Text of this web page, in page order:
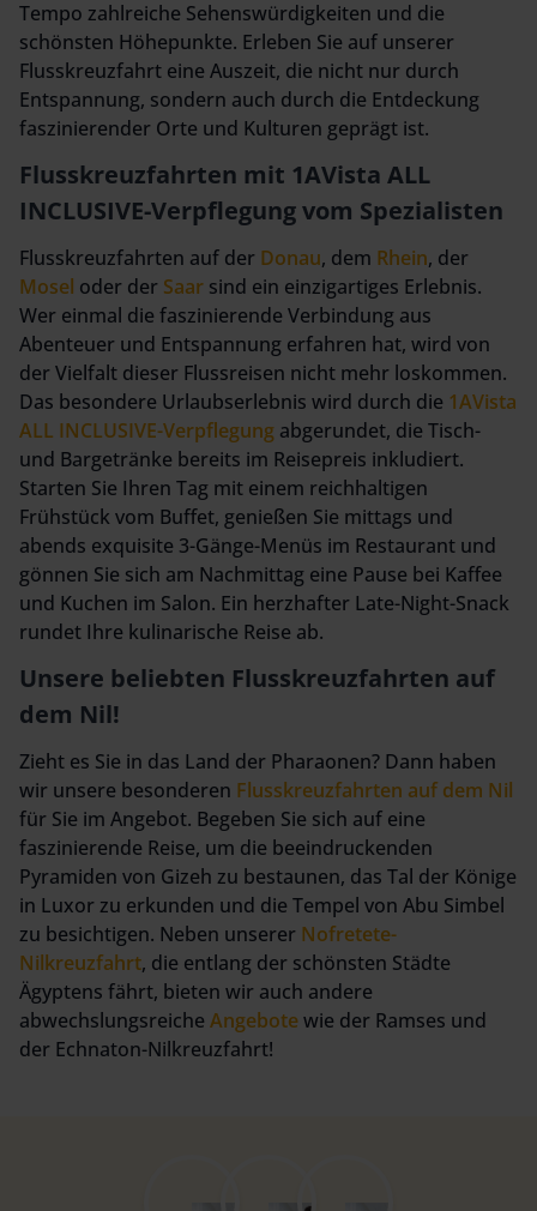
Tempo zahlreiche Sehenswürdigkeiten und die
schönsten Höhepunkte. Erleben Sie auf unserer
Flusskreuzfahrt eine Auszeit, die nicht nur durch
Entspannung, sondern auch durch die Entdeckung
faszinierender Orte und Kulturen geprägt ist.
Flusskreuzfahrten mit 1AVista ALL
INCLUSIVE-Verpflegung vom Spezialisten
Flusskreuzfahrten auf der Donau, dem Rhein, der
Mosel oder der Saar sind ein einzigartiges Erlebnis.
Wer einmal die faszinierende Verbindung aus
Abenteuer und Entspannung erfahren hat, wird von
der Vielfalt dieser Flussreisen nicht mehr loskommen.
Das besondere Urlaubserlebnis wird durch die 1AVista
ALL INCLUSIVE-Verpflegung abgerundet, die Tisch-
und Bargetränke bereits im Reisepreis inkludiert.
Starten Sie Ihren Tag mit einem reichhaltigen
Frühstück vom Buffet, genießen Sie mittags und
abends exquisite 3-Gänge-Menüs im Restaurant und
gönnen Sie sich am Nachmittag eine Pause bei Kaffee
und Kuchen im Salon. Ein herzhafter Late-Night-Snack
rundet Ihre kulinarische Reise ab.
Unsere beliebten Flusskreuzfahrten auf
dem Nil!
Zieht es Sie in das Land der Pharaonen? Dann haben
wir unsere besonderen Flusskreuzfahrten auf dem Nil
für Sie im Angebot. Begeben Sie sich auf eine
faszinierende Reise, um die beeindruckenden
Pyramiden von Gizeh zu bestaunen, das Tal der Könige
in Luxor zu erkunden und die Tempel von Abu Simbel
zu besichtigen. Neben unserer Nofretete-
Nilkreuzfahrt, die entlang der schönsten Städte
Ägyptens fährt, bieten wir auch andere
abwechslungsreiche Angebotewie der Ramses und
der Echnaton-Nilkreuzfahrt!